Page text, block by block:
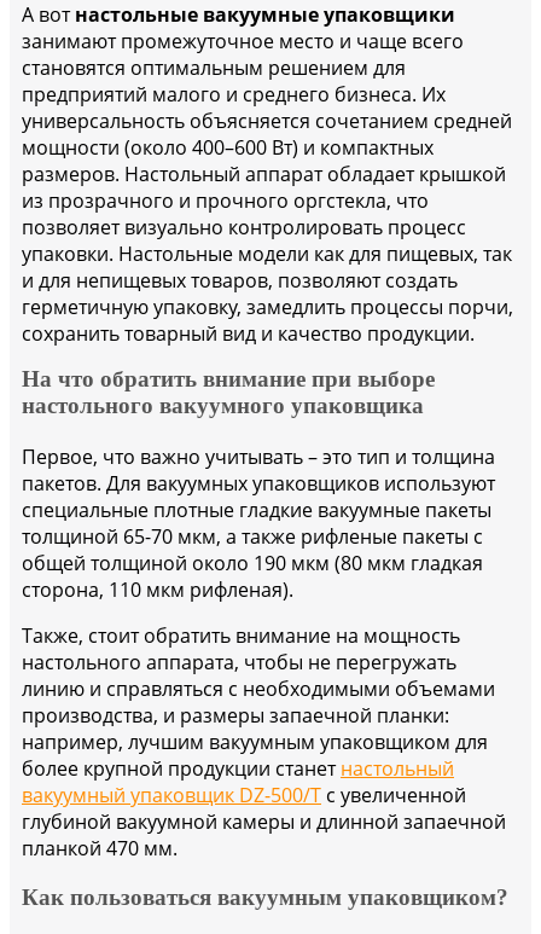
А вотнастольные вакуумные упаковщики
занимают промежуточное место и чаще всего
становятся оптимальным решением для
предприятий малого и среднего бизнеса. Их
универсальность объясняется сочетанием средней
мощности (около 400–600 Вт) и компактных
размеров. Настольный аппарат обладает крышкой
из прозрачного и прочного оргстекла, что
позволяет визуально контролировать процесс
упаковки. Настольные модели как для пищевых, так
и для непищевых товаров, позволяют создать
герметичную упаковку, замедлить процессы порчи,
сохранить товарный вид и качество продукции.
На что обратить внимание при выборе
настольного вакуумного упаковщика
Первое, что важно учитывать – это тип и толщина
пакетов. Для вакуумных упаковщиков используют
специальные плотные гладкие вакуумные пакеты
толщиной 65-70 мкм, а также рифленые пакеты с
общей толщиной около 190 мкм (80 мкм гладкая
сторона, 110 мкм рифленая).
Также, стоит обратить внимание на мощность
настольного аппарата, чтобы не перегружать
линию и справляться с необходимыми объемами
производства, и размеры запаечной планки:
например, лучшим вакуумным упаковщиком для
более крупной продукции станетнастольный
вакуумный упаковщик DZ-500/T с увеличенной
глубиной вакуумной камеры и длинной запаечной
планкой 470 мм.
Как пользоваться вакуумным упаковщиком?